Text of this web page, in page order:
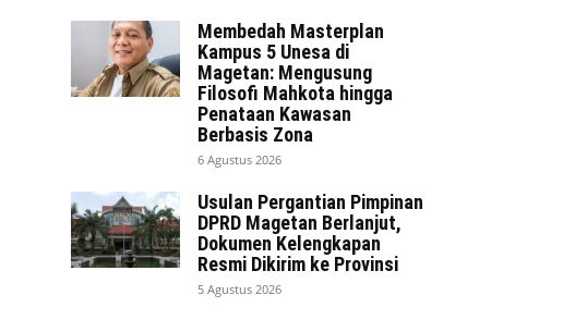
Membedah Masterplan
Kampus 5 Unesa di
Magetan: Mengusung
Filosofi Mahkota hingga
Penataan Kawasan
Berbasis Zona
6 Agustus 2026
Usulan Pergantian Pimpinan
DPRD Magetan Berlanjut,
Dokumen Kelengkapan
Resmi Dikirim ke Provinsi
5 Agustus 2026